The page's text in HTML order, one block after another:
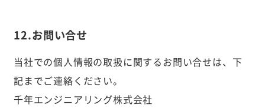
12.お問い合せ
当社での個人情報の取扱に関するお問い合せは、下
記までご連絡ください。
千年エンジニアリング株式会社